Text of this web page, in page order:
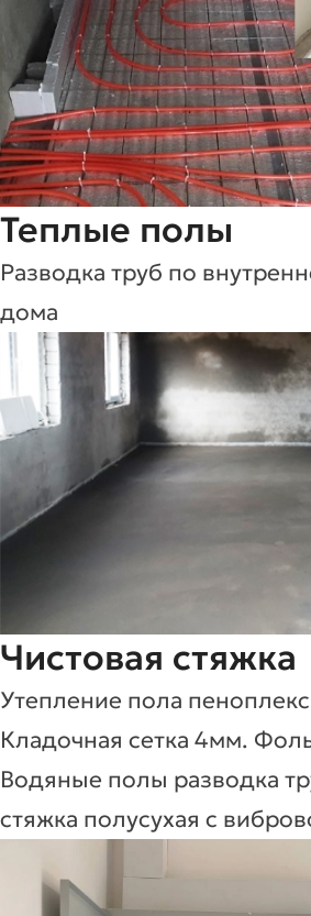
Теплые полы
Разводка труб по
дома
Чистовая стяжка
Утепление пола
Кладочная сетка 4мм.
Водяные полы разводка
стяжка полусухая с